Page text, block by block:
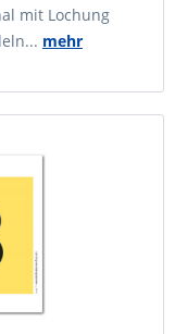
mit Lochung
mehr